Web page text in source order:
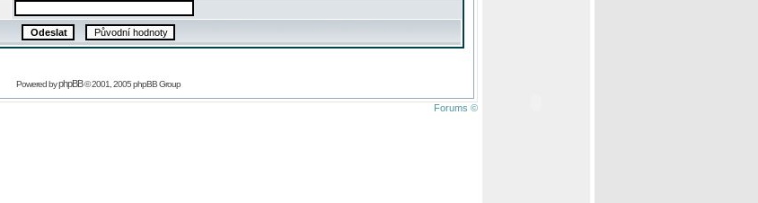
Powered byphpBB© 2001, 2005 phpBB Group
Forums ©